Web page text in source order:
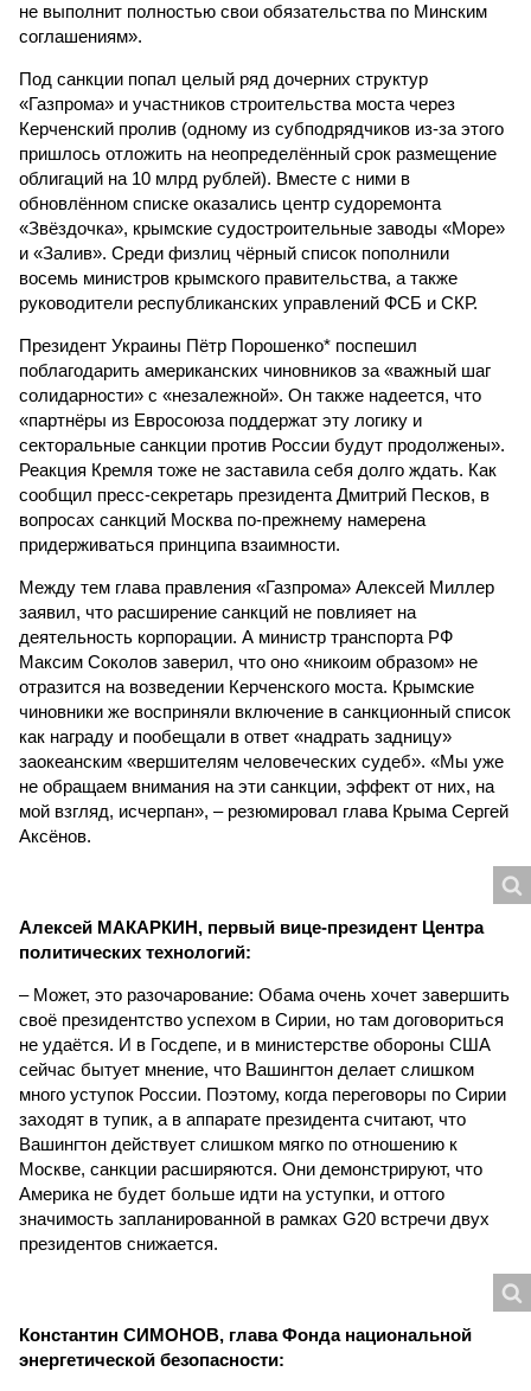
не выполнит полностью свои обязательства по Минским
соглашениям».
Под санкции попал целый ряд дочерних структур
«Газпрома» и участников строительства моста через
Керченский пролив (одному из субподрядчиков из-за этого
пришлось отложить на неопределённый срок размещение
облигаций на 10 млрд рублей). Вместе с ними в
обновлённом списке оказались центр судоремонта
«Звёздочка», крымские судостроительные заводы «Море»
и «Залив». Среди физлиц чёрный список пополнили
восемь министров крымского правительства, а также
руководители республиканских управлений ФСБ и СКР.
Президент Украины Пётр Порошенко* поспешил
поблагодарить американских чиновников за «важный шаг
солидарности» с «незалежной». Он также надеется, что
«партнёры из Евросоюза поддержат эту логику и
секторальные санкции против России будут продолжены».
Реакция Кремля тоже не заставила себя долго ждать. Как
сообщил пресс-секретарь президента Дмитрий Песков, в
вопросах санкций Москва по-прежнему намерена
придерживаться принципа взаимности.
Между тем глава правления «Газпрома» Алексей Миллер
заявил, что расширение санкций не повлияет на
деятельность корпорации. А министр транспорта РФ
Максим Соколов заверил, что оно «никоим образом» не
отразится на возведении Керченского моста. Крымские
чиновники же восприняли включение в санкционный список
как награду и пообещали в ответ «надрать задницу»
заокеанским «вершителям человеческих судеб». «Мы уже
не обращаем внимания на эти санкции, эффект от них, на
мой взгляд, исчерпан», – резюмировал глава Крыма Сергей
Аксёнов.
Алексей МАКАРКИН, первый вице-президент Центра
политических технологий:
– Может, это разочарование: Обама очень хочет завершить
своё президентство успехом в Сирии, но там договориться
не удаётся. И в Госдепе, и в министерстве обороны США
сейчас бытует мнение, что Вашингтон делает слишком
много уступок России. Поэтому, когда переговоры по Сирии
заходят в тупик, а в аппарате президента считают, что
Вашингтон действует слишком мягко по отношению к
Москве, санкции расширяются. Они демонстрируют, что
Америка не будет больше идти на уступки, и оттого
значимость запланированной в рамках G20 встречи двух
президентов снижается.
Константин СИМОНОВ, глава Фонда национальной
энергетической безопасности: